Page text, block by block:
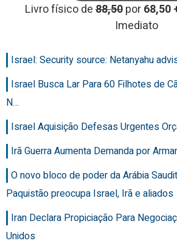
Livro físico de88,50 por68,50
Imediato
Israel: Security source: Netanyahu
Israel Busca Lar Para 60 Filhotes de
N…
Israel Aquisição Defesas Urgentes
Irã Guerra Aumenta Demanda por
O novo bloco de poder da Arábia
Paquistão preocupa Israel, Irã e aliados
Iran Declara Propiciação Para
Unidos